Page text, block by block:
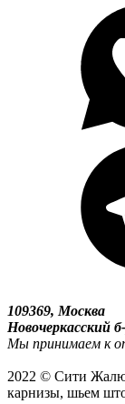
109369, Москва
Новочеркасский
Мы принимаем к
2022 © Сити
карнизы, шьем